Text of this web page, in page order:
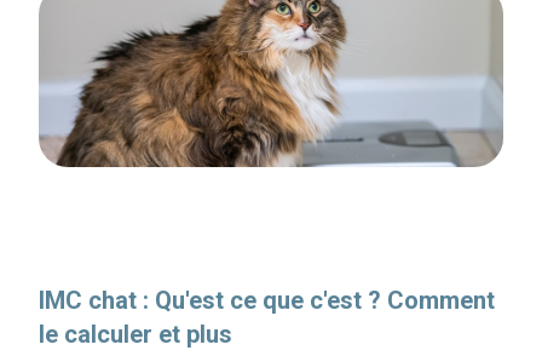
IMC chat : Qu'est ce que c'est ? Comment
le calculer et plus